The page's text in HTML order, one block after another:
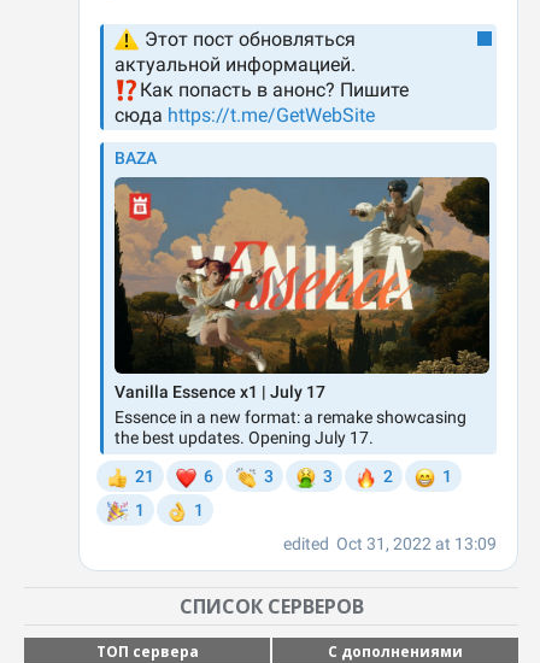
СПИСОК СЕРВЕРОВ
ТОП сервера
С дополнениями